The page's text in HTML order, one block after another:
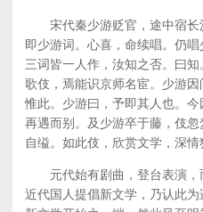
宋代秦少游贬官，途中宿长
即少游词。心喜，命续唱。仍
三词皆一人作，汝知之否。曰
歌伎，焉能识京师名宦。少游
惟此。少游曰，予即其人也。
再遇而别。及少游卒于藤，伎
自缢。如此伎，欣赏文学，深情
元代始有剧曲，登台表演，
近代国人提倡新文学，乃认此